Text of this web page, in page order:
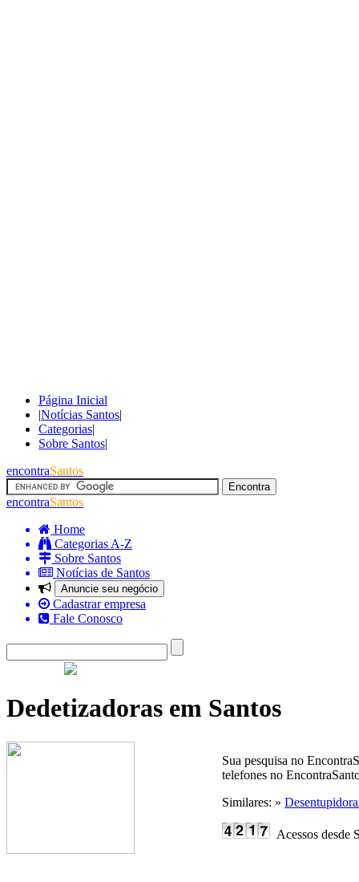
Página Inicial
|Notícias Santos|
Categorias|
Sobre Santos|
encontraSantos
encontraSantos
Home
Categorias A-Z
Sobre Santos
Notícias de Santos
Anuncie seu negócio
Cadastrar empresa
Fale Conosco
Dedetizadoras em Santos
Sua pesquisa no
telefones no
Similares: »
Acessos desde